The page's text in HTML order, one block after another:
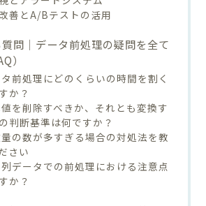
善とA/Bテストの活用
問｜データ前処理の疑問を全て
）
前処理にどのくらいの時間を割く
か？
を削除すべきか、それとも変換す
判断基準は何ですか？
の数が多すぎる場合の対処法を教
さい
データでの前処理における注意点
か？